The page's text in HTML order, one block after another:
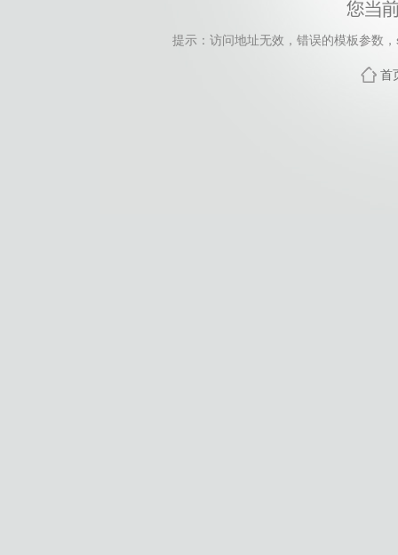
提示：访问地址无效，错误的模板参数
首